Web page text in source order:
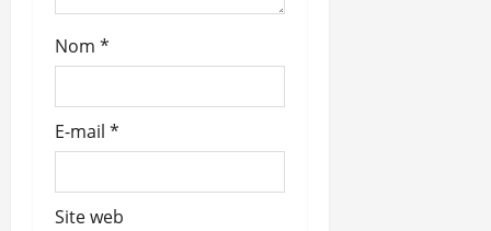
c
l
e
Nom *
E-mail *
Site web